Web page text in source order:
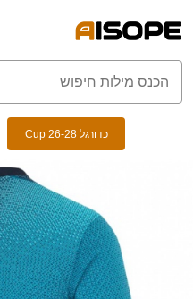
כדורגל Cup 26-28